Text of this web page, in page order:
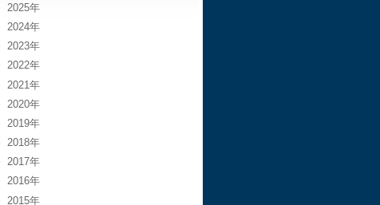
2025
2024
2023
2022
2021
2020
2019
2018
2017
2016
2015